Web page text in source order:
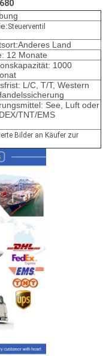
Steuerventil
Land
12 Monate
1000
L/C, T/T, Western
See, Luft oder
TNT/EMS
Bilder an Käufer zur